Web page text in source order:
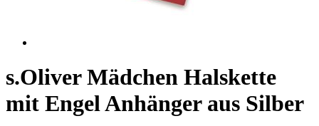
s.Oliver Mädchen Halskette
mit Engel Anhänger aus Silber